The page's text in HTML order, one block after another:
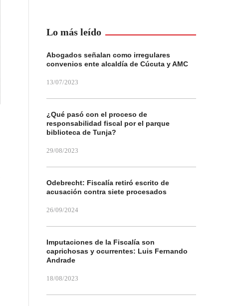
Lo más leído
Abogados señalan como irregulares
convenios ente alcaldía de Cúcuta y AMC
13/07/2023
¿Qué pasó con el proceso de
responsabilidad fiscal por el parque
biblioteca de Tunja?
29/08/2023
Odebrecht: Fiscalía retiró escrito de
acusación contra siete procesados
26/09/2024
Imputaciones de la Fiscalía son
caprichosas y ocurrentes: Luis Fernando
Andrade
18/08/2023